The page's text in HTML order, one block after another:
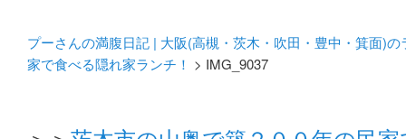
プーさんの満腹日記 | 大阪(高槻・茨木・吹田・豊中・箕面)
家で食べる隠れ家ランチ！ > IMG_9037